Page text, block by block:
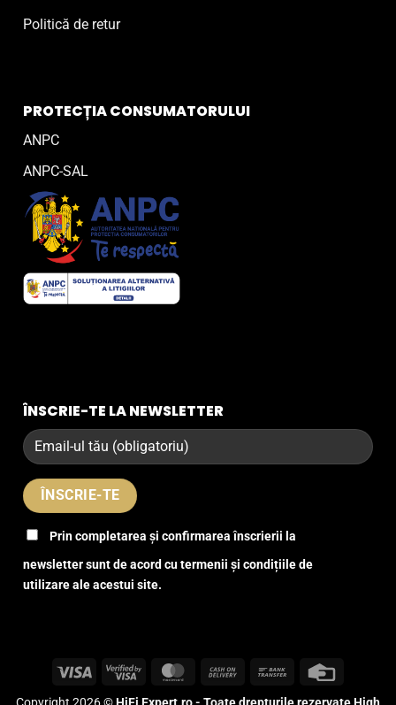
Politică de retur
PROTECȚIA CONSUMATORULUI
ANPC
ANPC-SAL
ÎNSCRIE-TE LA NEWSLETTER
Prin completarea și confirmarea înscrierii la
newsletter sunt de acord cu termenii și condițiile de
utilizare ale acestui site.
Visa
Visa
MasterCardCash
Bank